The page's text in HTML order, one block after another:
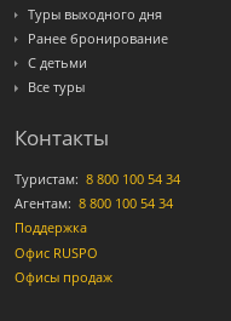
Туры выходного дня
Ранее бронирование
С детьми
Все туры
Контакты
Туристам: 8 800 100 54 34
Агентам: 8 800 100 54 34
Поддержка
Офис RUSPO
Офисы продаж